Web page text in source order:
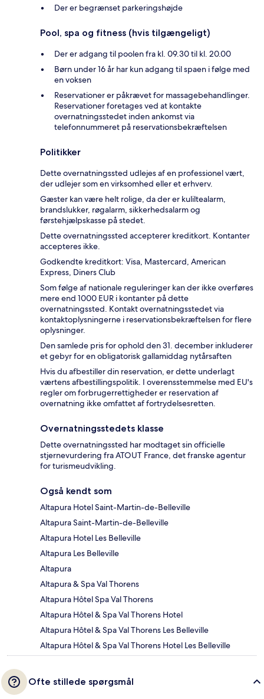
Der er begrænset parkeringshøjde
Pool, spa og fitness (hvis tilgængeligt)
Der er adgang til poolen fra kl. 09.30 til kl. 20.00
Børn under 16 år har kun adgang til spaen i følge med
en voksen
Reservationer er påkrævet for massagebehandlinger.
Reservationer foretages ved at kontakte
overnatningsstedet inden ankomst via
telefonnummeret på reservationsbekræftelsen
Politikker
Dette overnatningssted udlejes af en professionel vært,
der udlejer som en virksomhed eller et erhverv.
Gæster kan være helt rolige, da der er kuliltealarm,
brandslukker, røgalarm, sikkerhedsalarm og
førstehjælpskasse på stedet.
Dette overnatningssted accepterer kreditkort. Kontanter
accepteres ikke.
Godkendte kreditkort: Visa, Mastercard, American
Express, Diners Club
Som følge af nationale reguleringer kan der ikke overføres
mere end 1000 EUR i kontanter på dette
overnatningssted. Kontakt overnatningsstedet via
kontaktoplysningerne i reservationsbekræftelsen for flere
oplysninger.
Den samlede pris for ophold den 31. december inkluderer
et gebyr for en obligatorisk gallamiddag nytårsaften
Hvis du afbestiller din reservation, er dette underlagt
værtens afbestillingspolitik. I overensstemmelse med EU's
regler om forbrugerrettigheder er reservation af
overnatning ikke omfattet af fortrydelsesretten.
Overnatningsstedets klasse
Dette overnatningssted har modtaget sin officielle
stjernevurdering fra ATOUT France, det franske agentur
for turismeudvikling.
Også kendt som
Altapura Hotel Saint-Martin-de-Belleville
Altapura Saint-Martin-de-Belleville
Altapura Hotel Les Belleville
Altapura Les Belleville
Altapura
Altapura & Spa Val Thorens
Altapura Hôtel Spa Val Thorens
Altapura Hôtel & Spa Val Thorens Hotel
Altapura Hôtel & Spa Val Thorens Les Belleville
Altapura Hôtel & Spa Val Thorens Hotel Les Belleville
Ofte stillede spørgsmål